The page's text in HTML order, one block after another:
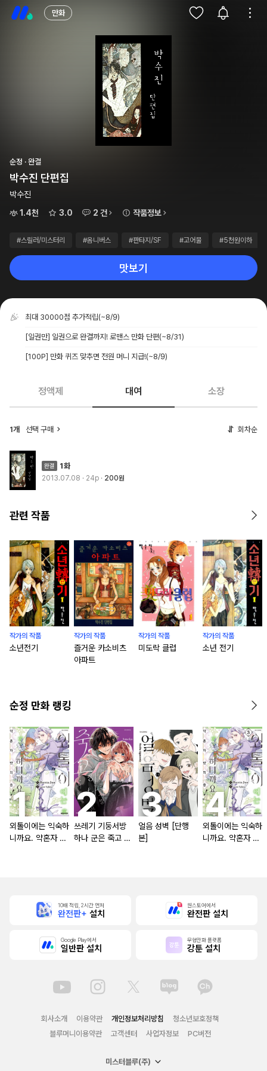
만화
순정 · 완결
박수진 단편집
박수진
1.4천
3.0 2 건 작품정보
#스릴러/미스터리 #옴니버스 #판타지/SF #고어물 #5천원이하
맛보기
최대 30000점 추가적립(~8/9)
[일권만] 일권으로 완결까지! 로맨스 만화 단편(~8/31)
[100P] 만화 퀴즈 맞추면 전원 머니 지급!(~8/9)
정액제 대여 소장
1개 선택 구매 회차순
1화
2013.07.08 · 24p 200원
관련 작품
작가의 작품
소년전기
작가의 작품
즐거운 카소비츠
아파트
작가의 작품
미도락 클럽
작가의 작품
소년 전기
순정 만화 랭킹
외톨이에는 익숙하
니까요. 약혼자 방
쓰레기 기둥서방
하나 군은 죽고 싶
얼음 성벽 [단행
본]
외톨이에는 익숙하
니까요. 약혼자 방
10배 적립, 2시간 먼저
완전판+ 설치
원스토어에서
완전판 설치
Google Play에서
일반판 설치
무협만화 플랫폼
강툰 설치
회사소개 이용약관 개인정보처리방침
청소년보호정책
블루머니이용약관
고객센터 사업자정보 PC버전
미스터블루(주)